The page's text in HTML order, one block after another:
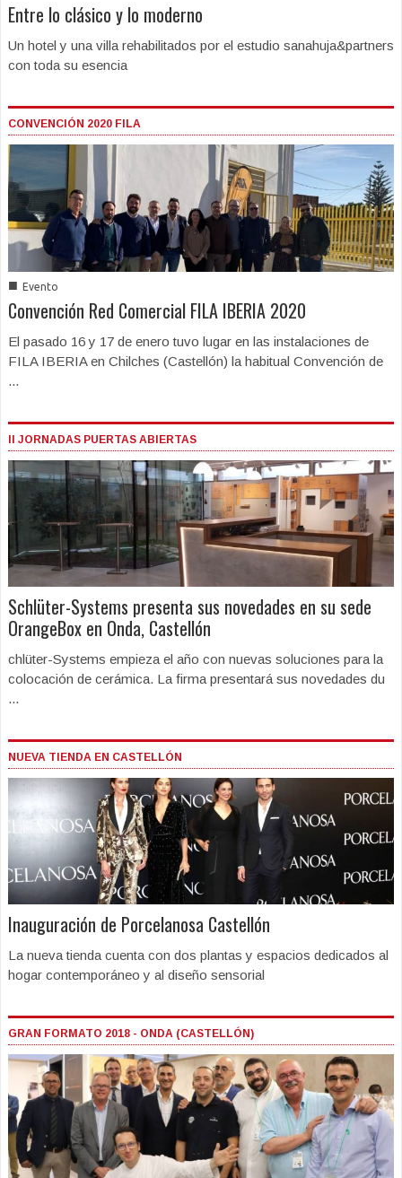
Entre lo clásico y lo moderno
Un hotel y una villa rehabilitados por el estudio sanahuja&partners
con toda su esencia
CONVENCIÓN 2020 FILA
■ Evento
Convención Red Comercial FILA IBERIA 2020
El pasado 16 y 17 de enero tuvo lugar en las instalaciones de
FILA IBERIA en Chilches (Castellón) la habitual Convención de
...
II JORNADAS PUERTAS ABIERTAS
Schlüter-Systems presenta sus novedades en su sede
OrangeBox en Onda, Castellón
chlüter-Systems empieza el año con nuevas soluciones para la
colocación de cerámica. La firma presentará sus novedades du
...
NUEVA TIENDA EN CASTELLÓN
Inauguración de Porcelanosa Castellón
La nueva tienda cuenta con dos plantas y espacios dedicados al
hogar contemporáneo y al diseño sensorial
GRAN FORMATO 2018 - ONDA (CASTELLÓN)